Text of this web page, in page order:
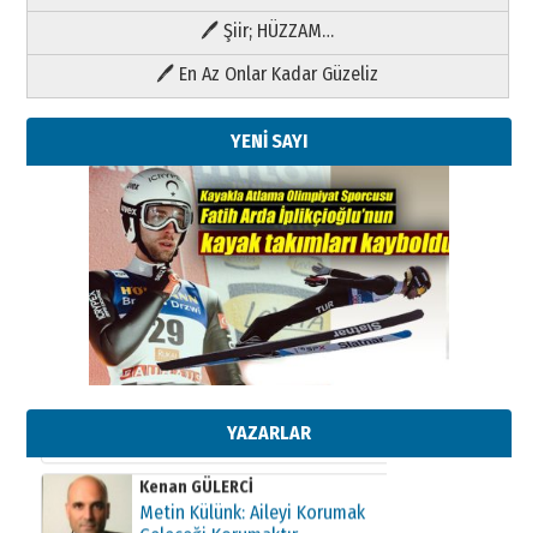
🖊 Şiir; HÜZZAM…
🖊 En Az Onlar Kadar Güzeliz
YENİ SAYI
YAZARLAR
Kenan GÜLERCİ
Metin Külünk: Aileyi Korumak
Geleceği Korumaktır
11 Mayıs 2026 Pazartesi
Kenan GÜLERCİ
Metin Külünk: Aileyi Korumak
Geleceği Korumaktır